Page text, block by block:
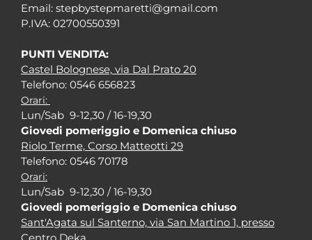
Email: stepbystepmaretti@gmail.com
P.IVA: 02700550391
PUNTI VENDITA:
Castel Bolognese, via Dal Prato 20
Telefono: 0546 656823
Orari:
Lun/Sab 9-12,30 / 16-19,30
Giovedi pomeriggio e Domenica chiuso
Riolo Terme, Corso Matteotti 29
Telefono: 0546 70178
Orari:
Lun/Sab 9-12,30 / 16-19,30
Giovedi pomeriggio e Domenica chiuso
Sant'Agata sul Santerno, via San Martino 1, presso